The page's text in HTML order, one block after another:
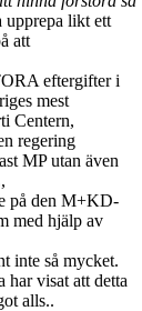
upprepa likt ett
att
eftergifter i
mest
Centern,
regering
MP utan även
på den M+KD-
med hjälp av
inte så mycket.
har visat att detta
alls..